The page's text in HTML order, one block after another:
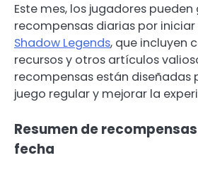
Este mes, los jugadores
recompensas diarias por iniciar
Shadow Legends, que incluyen
recursos y otros artículos
recompensas están diseñadas
juego regular y mejorar la
Resumen de
fecha